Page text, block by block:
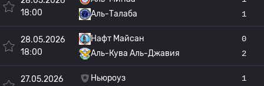
18:00
Аль-Талаба
1
28.05.2026
18:00
Нафт Майсан
Аль-Кува Аль-Джавия
0
2
27.05.2026
Ньюроуз
1